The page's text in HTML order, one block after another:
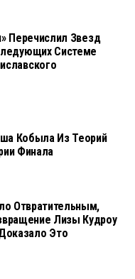
Перечислил Звезд
Системе
Кобыла Из Теорий
Финала
Отвратительным,
Лизы Кудроу
Это